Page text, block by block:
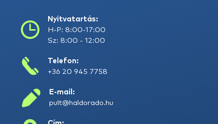
Nyitvatartás:
H-P: 8:00-17:00
Sz: 8:00 - 12:00
Telefon:
+36 20 945 7758
E-mail:
pult@haldorado.hu